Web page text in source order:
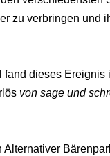
zu verbringen und
fand dieses
von sage und
Alternativer